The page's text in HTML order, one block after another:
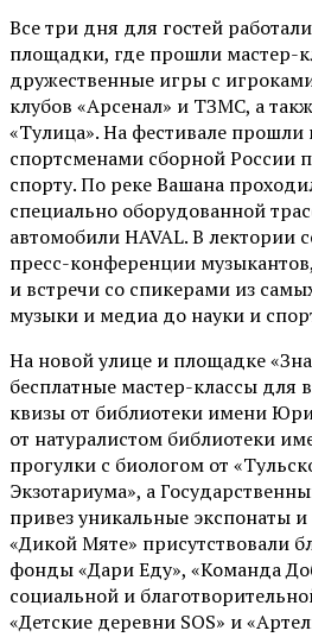
Все три дня для гостей
площадки, где прошли мастер-
дружественные игры с
клубов «Арсенал» и ТЗМС, а
«Тулица». На фестивале прошли
спортсменами сборной России
спорту. По реке Вашана
специально оборудованной
автомобили HAVAL. В лектории
пресс-конференции
и встречи со спикерами из
музыки и медиа до науки и
На новой улице и площадке
бесплатные мастер-классы для
квизы от библиотеки имени
от натуралистом библиотеки
прогулки с биологом от
Экзотариума», а
привез уникальные экспонаты
«Дикой Мяте» присутствовали
фонды «Дари Еду», «Команда
социальной и
«Детские деревни SOS» и